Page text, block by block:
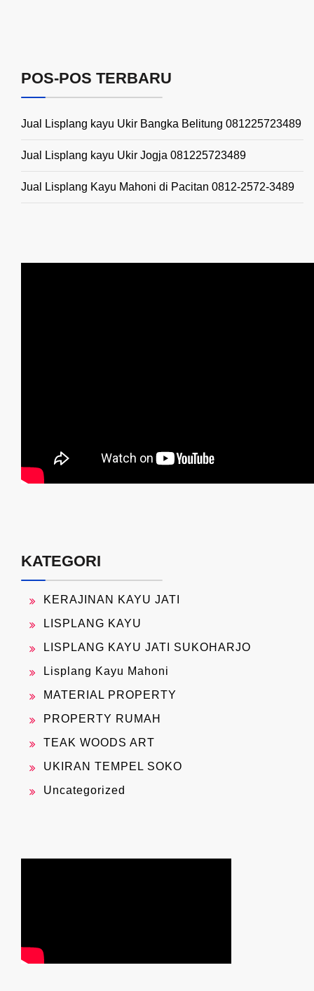
POS-POS TERBARU
Jual Lisplang kayu Ukir Bangka Belitung 081225723489
Jual Lisplang kayu Ukir Jogja 081225723489
Jual Lisplang Kayu Mahoni di Pacitan 0812-2572-3489
KATEGORI
KERAJINAN KAYU JATI
LISPLANG KAYU
LISPLANG KAYU JATI SUKOHARJO
Lisplang Kayu Mahoni
MATERIAL PROPERTY
PROPERTY RUMAH
TEAK WOODS ART
UKIRAN TEMPEL SOKO
Uncategorized